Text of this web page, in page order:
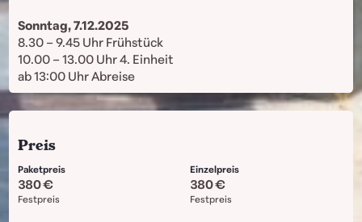
Sonntag, 7.12.2025
8.30 – 9.45 Uhr Frühstück
10.00 – 13.00 Uhr 4. Einheit
ab 13:00 Uhr Abreise
Preis
Paketpreis
Festpreis
380
Einzelpreis
Festpreis
380